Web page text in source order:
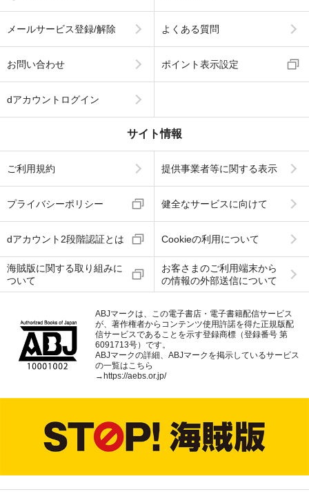
メールサービス登録/解除 よくある質問
お問い合わせ ポイント表示設定
dアカウントログイン
サイト情報
ご利用規約 提供事業者等に関する表示
プライバシーポリシー 健全なサービスに向けて
dアカウント2段階認証とは Cookieの利用について
海賊版に関する取り組みに
ついて
お客さまのご利用端末から
の情報の外部送信について
ABJマークは、この電子書店・電子書籍配信サービス
が、著作権者からコンテンツ使用許諾を得た正規版配
信サービスであることを示す登録商標（登録番号 第
6091713号）です。
ABJマークの詳細、ABJマークを掲示しているサービス
の一覧はこちら
→https://aebs.or.jp/